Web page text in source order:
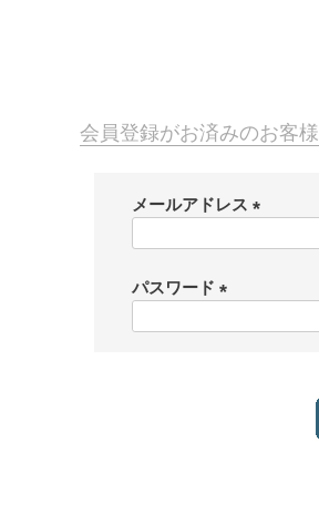
会員登録がお済みのお客様
メールアドレス
パスワード